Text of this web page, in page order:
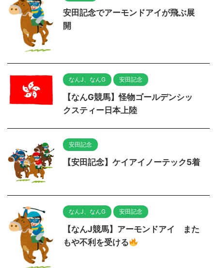
安田記念でアーモンドアイが飛ぶ展
開
なんJ、なんG 安田記念
【なんG競馬】怪物ゴールデンシッ
クスティー日本上陸
安田記念
【安田記念】ケイアイノーテック5着
なんJ、なんG 安田記念
【なんJ競馬】アーモンドアイ また
もや不利を受ける